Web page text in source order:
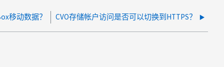
移动数据？ CVO存储帐户访问是否可以切换到HTTPS？